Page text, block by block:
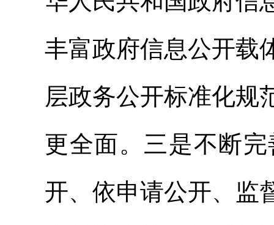
丰富政府信息公开载
层政务公开标准化规
更全面。三是不断
开、依申请公开、监